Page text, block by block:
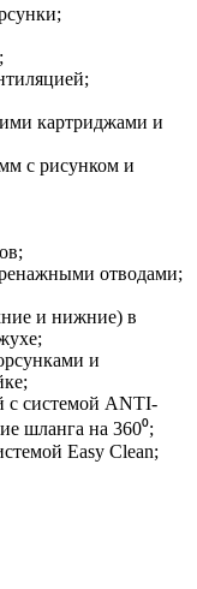
картриджами и
с рисунком и
отводами;
и нижние) в
и
с системой ANTI-
шланга на 360⁰;
Easy Clean;